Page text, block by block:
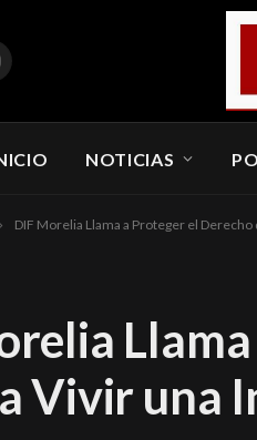
NOTICIAS
DIF Morelia Llama a Proteger el
Vivir una